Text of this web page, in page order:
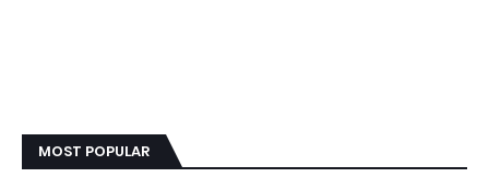
MOST POPULAR